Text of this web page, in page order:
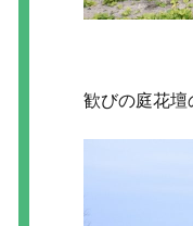
歓びの庭花壇